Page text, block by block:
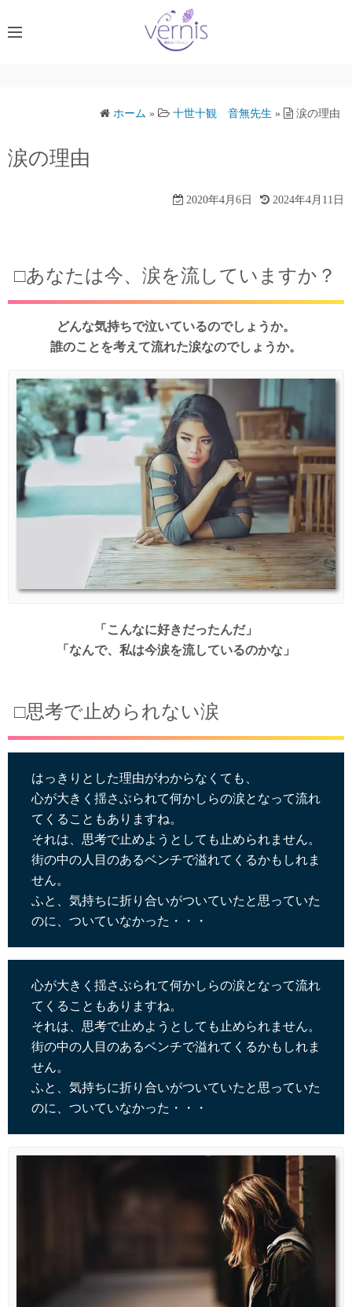
ン
キ
ホーム » 十世十観 音無先生 » 涙の理由
涙の理由
2020年4月6日 2024年4月11日
□あなたは今、涙を流していますか？
どんな気持ちで泣いているのでしょうか。
誰のことを考えて流れた涙なのでしょうか。
「こんなに好きだったんだ」
「なんで、私は今涙を流しているのかな」
□思考で止められない涙
はっきりとした理由がわからなくても、
心が大きく揺さぶられて何かしらの涙となって流れ
てくることもありますね。
それは、思考で止めようとしても止められません。
街の中の人目のあるベンチで溢れてくるかもしれま
せん。
ふと、気持ちに折り合いがついていたと思っていた
のに、ついていなかった・・・
心が大きく揺さぶられて何かしらの涙となって流れ
てくることもありますね。
それは、思考で止めようとしても止められません。
街の中の人目のあるベンチで溢れてくるかもしれま
せん。
ふと、気持ちに折り合いがついていたと思っていた
のに、ついていなかった・・・